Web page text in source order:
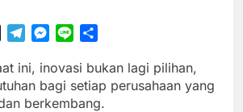
TelegramMessenger
Line
ini, inovasi bukan lagi pilihan,
bagi setiap perusahaan yang
berkembang.